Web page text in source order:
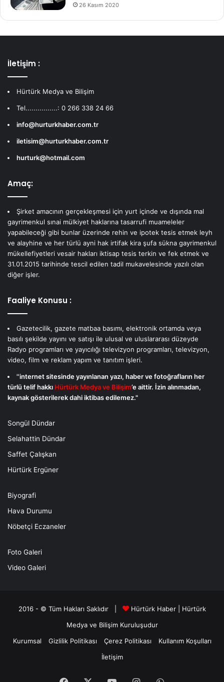
26 Kasım 2020
İletişim :
Hürtürk Medya ve Bilişim
Tel................: 0 266 338 24 66
info@hurturkhaber.com.tr
iletisim@hurturkhaber.com.tr
hurturk@hotmail.com
Amaç:
Şirket amacının gerçekleşmesi için yurt içinde ve dışında mal
gayrimenkul sınai mülkiyet haklarına tasarrufi muameleler
yapabileceği gibi bunlar üzerinde rehin ve ipotek tesis etmek leyh
ve alayhine ve her türlü ayni hak irtifak kira şufa sükna gayrimenkul
mükellefiyetleri vesair hakları iktisap tesis terkin ve fek etmek ve
31.01.2015 tarihinde tescil edilen tadil mukavelesinde yazılı olan
diğer işler.
Faaliye Konusu :
Gazetecilik, gazete matbaa basımı, elektronik ortamda veya
basılı şekilde yayını ve satışı ile ulusal ve uluslararası düzeyde
Radyo programları ve yayıcılığı televizyon programları, televizyon,
video, film ve reklam yapım ve tanıtım işleri.
''internet sitesinde yayınlanan yazı, haber ve fotoğrafların her
türlü telif hakkı Hürtürk Medya ve Bilişim’e aittir. İzin alınmadan,
kaynak gösterilerek dahi iktibas edilemez."
Songül Dündar
Selahattin Dündar
Saffet Çalışkan
Hürtürk Ergüner
Biyografi
Hava Durumu
Nöbetçi Eczaneler
Foto Galeri
Video Galeri
2016 - © Tüm Hakları Saklıdır | Hürtürk Haber
Hürtürk
Medya ve BilişimKuruluşudur
Kurumsal
Gizlilik Politikası Çerez Politikası
Kullanım Koşulları
İletişim